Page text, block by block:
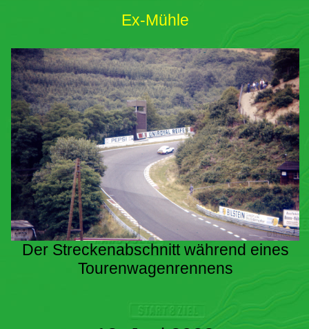
Ex-Mühle
Der Streckenabschnitt während eines
Tourenwagenrennens